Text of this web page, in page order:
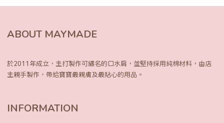
ABOUT MAYMADE
於2011年成立，主打製作可繡名的口水肩， 並堅持採用純棉材料，由店
主親手製作， 帶給寶寶最親膚及最貼心的用品。
INFORMATION